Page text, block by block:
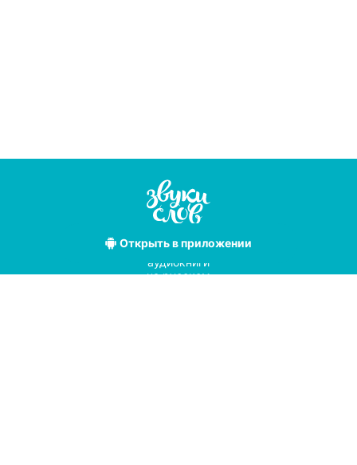
Открытьв приложении
Лучшие
аудиокниги
на русском